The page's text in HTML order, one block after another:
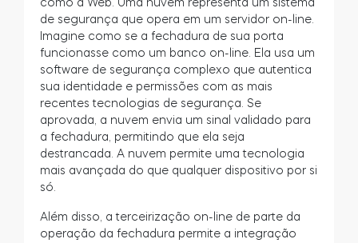
de segurança que opera em um servidor on-line.
Imagine como se a fechadura de sua porta
funcionasse como um banco on-line. Ela usa um
software de segurança complexo que autentica
sua identidade e permissões com as mais
recentes tecnologias de segurança. Se
aprovada, a nuvem envia um sinal validado para
a fechadura, permitindo que ela seja
destrancada. A nuvem permite uma tecnologia
mais avançada do que qualquer dispositivo por si
só.
Além disso, a terceirização on-line de parte da
operação da fechadura permite a integração